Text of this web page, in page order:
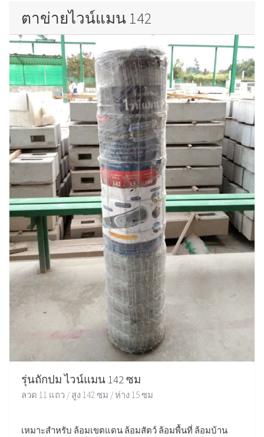
ตาข่ายไวน์แมน 142
รุ่นถักปม ไวน์แมน 142 ซม
ลวด 11 แถว / สูง 142 ซม / ห่าง 15 ซม
เหมาะสำหรับ ล้อมเขตแดน ล้อมสัตว์ ล้อมพื้นที่ ล้อมบ้าน